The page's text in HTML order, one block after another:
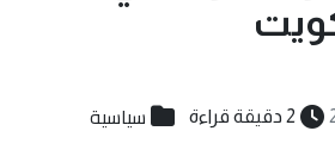
2 دقيقة قراءة سياسية